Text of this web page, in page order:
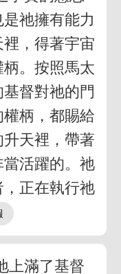
祂擁有能力
，得著宇宙
。按照馬太
督對祂的門
柄，都賜給
天裡，帶著
活躍的。祂
正在執行祂
上滿了基督